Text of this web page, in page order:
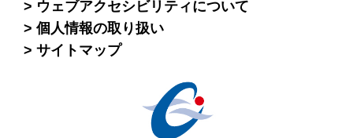
ウェブアクセシビリティについて
個人情報の取り扱い
サイトマップ